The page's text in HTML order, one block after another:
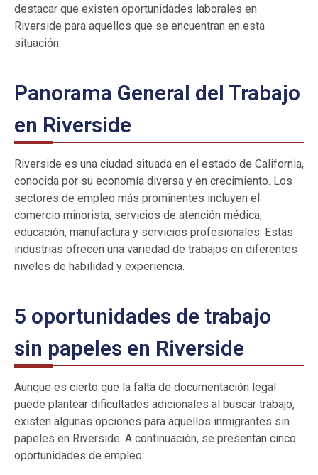
destacar que existen oportunidades laborales en
Riverside para aquellos que se encuentran en esta
situación.
Panorama General del Trabajo
en Riverside
Riverside es una ciudad situada en el estado de California,
conocida por su economía diversa y en crecimiento. Los
sectores de empleo más prominentes incluyen el
comercio minorista, servicios de atención médica,
educación, manufactura y servicios profesionales. Estas
industrias ofrecen una variedad de trabajos en diferentes
niveles de habilidad y experiencia.
5 oportunidades de trabajo
sin papeles en Riverside
Aunque es cierto que la falta de documentación legal
puede plantear dificultades adicionales al buscar trabajo,
existen algunas opciones para aquellos inmigrantes sin
papeles en Riverside. A continuación, se presentan cinco
oportunidades de empleo: